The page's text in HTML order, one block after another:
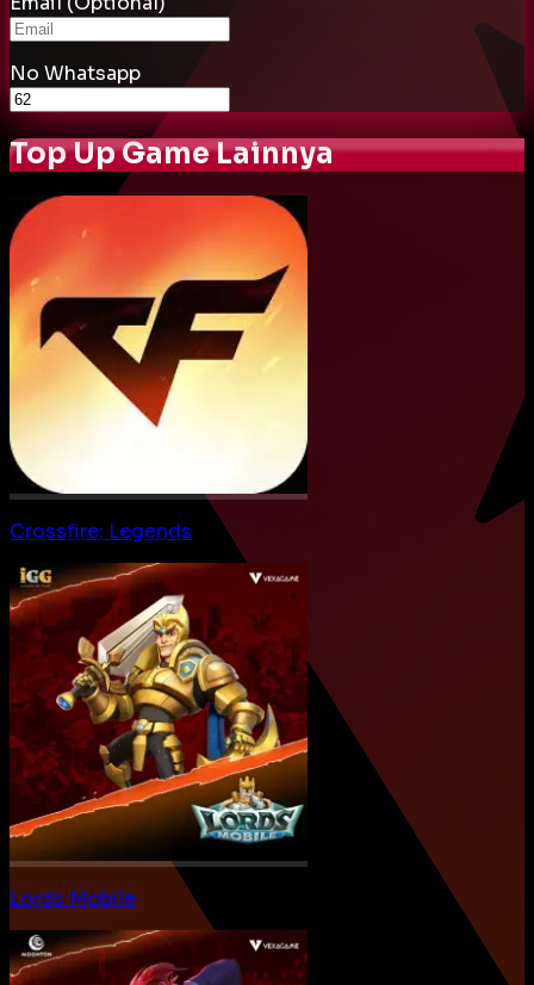
No Whatsapp
Top Up Game Lainnya
Crossfire: Legends
Lords Mobile